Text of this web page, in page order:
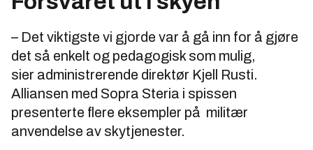
– Det viktigste vi gjorde var å gå inn for å gjøre
det så enkelt og pedagogisk som mulig,
sier administrerende direktør Kjell Rusti.
Alliansen med Sopra Steria i spissen
presenterte flere eksempler på militær
anvendelse av skytjenester.